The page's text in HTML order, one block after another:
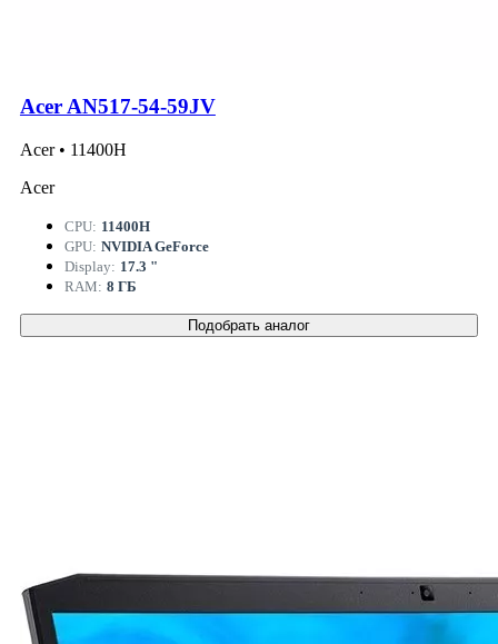
Acer AN517-54-59JV
Acer • 11400H
Acer
CPU: 11400H
GPU: NVIDIA GeForce
Display: 17.3 "
RAM: 8 ГБ
Подобрать аналог